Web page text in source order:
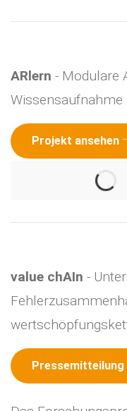
ARlern - Modulare
Projekt ansehen
value chAIn -